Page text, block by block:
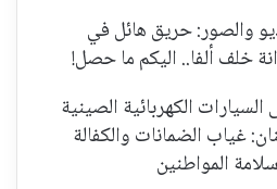
والصور: حريق هائل في
خلف ألفا.. اليكم ما حصل!
الكهربائية الصينية
غياب الضمانات والكفالة
المواطنين